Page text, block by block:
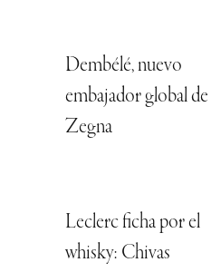
Dembélé, nuevo
embajador global de
Zegna
Leclerc ficha por el
whisky: Chivas